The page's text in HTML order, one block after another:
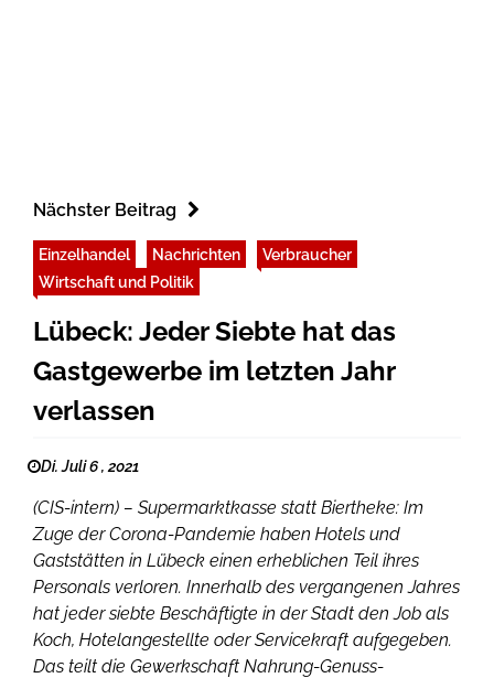
Nächster Beitrag
Einzelhandel Nachrichten
Verbraucher
Wirtschaft und Politik
Lübeck: Jeder Siebte hat das
Gastgewerbe im letzten Jahr
verlassen
Di. Juli 6 , 2021
(CIS-intern) – Supermarktkasse statt Biertheke: Im
Zuge der Corona-Pandemie haben Hotels und
Gaststätten in Lübeck einen erheblichen Teil ihres
Personals verloren. Innerhalb des vergangenen Jahres
hat jeder siebte Beschäftigte in der Stadt den Job als
Koch, Hotelangestellte oder Servicekraft aufgegeben.
Das teilt die Gewerkschaft Nahrung-Genuss-